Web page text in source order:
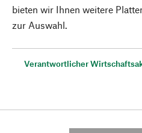
bieten wir Ihnen weitere
zur Auswahl.
Verantwortlicher